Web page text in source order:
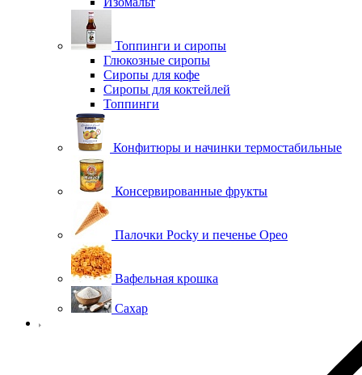
Топпинги и сиропы
Глюкозные сиропы
Сиропы для кофе
Сиропы для коктейлей
Топпинги
Конфитюры и начинки термостабильные
Консервированные фрукты
Палочки Pocky и печенье Орео
Вафельная крошка
Сахар